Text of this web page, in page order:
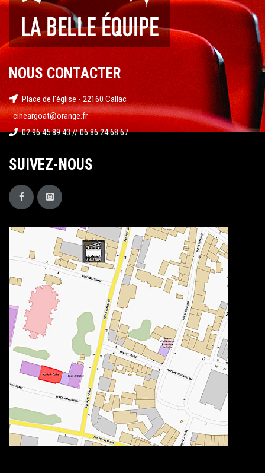
NOUS CONTACTER
Place de l'église - 22160 Callac
cineargoat@orange.fr
02 96 45 89 43 // 06 86 24 68 67
SUIVEZ-NOUS